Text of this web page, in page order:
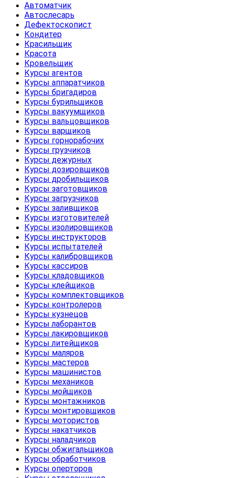
Автоматчик
Автослесарь
Дефектоскопист
Кондитер
Красильщик
Красота
Кровельщик
Курсы агентов
Курсы аппаратчиков
Курсы бригадиров
Курсы бурильщиков
Курсы вакуумщиков
Курсы вальцовщиков
Курсы варщиков
Курсы горнорабочих
Курсы грузчиков
Курсы дежурных
Курсы дозировщиков
Курсы дробильщиков
Курсы заготовщиков
Курсы загрузчиков
Курсы заливщиков
Курсы изготовителей
Курсы изолировщиков
Курсы инструкторов
Курсы испытателей
Курсы калибровщиков
Курсы кассиров
Курсы кладовщиков
Курсы клейщиков
Курсы комплектовщиков
Курсы контролеров
Курсы кузнецов
Курсы лаборантов
Курсы лакировщиков
Курсы литейщиков
Курсы маляров
Курсы мастеров
Курсы машинистов
Курсы механиков
Курсы мойщиков
Курсы монтажников
Курсы монтировщиков
Курсы мотористов
Курсы накатчиков
Курсы наладчиков
Курсы обжигальщиков
Курсы обработчиков
Курсы оперторов